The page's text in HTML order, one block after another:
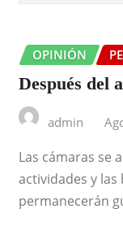
OPINIÓN
Después del
admin
Las cámaras se
actividades y
permanecerán